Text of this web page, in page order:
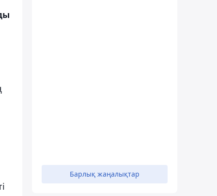
Барлық жаңалықтар